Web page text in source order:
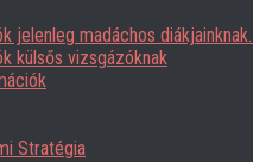
jelenleg madáchos
külsős vizsgázóknak
Stratégia